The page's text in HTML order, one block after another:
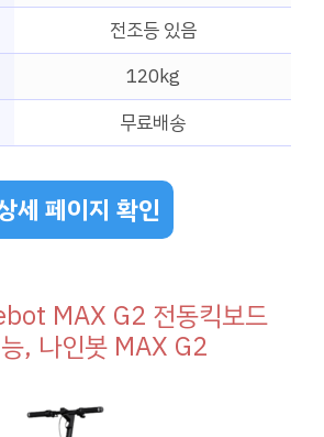
전조등 있음
120kg
무료배송
세 페이지 확인
MAX G2 전동킥보드
, 나인봇 MAX G2